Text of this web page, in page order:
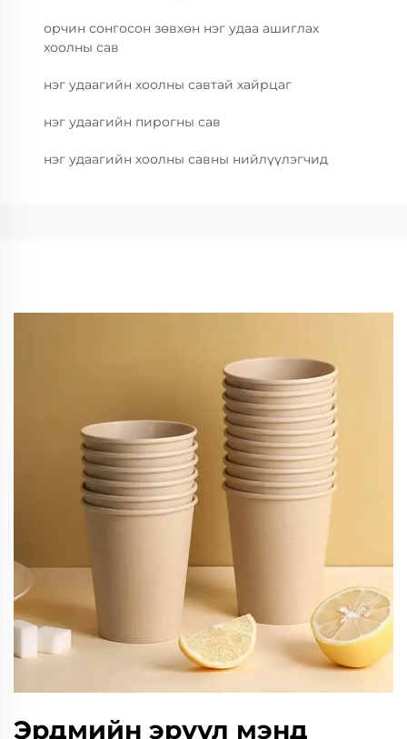
орчин сонгосон зөвхөн нэг удаа ашиглах
хоолны сав
нэг удаагийн хоолны савтай хайрцаг
нэг удаагийн пирогны сав
нэг удаагийн хоолны савны нийлүүлэгчид
Эрдмийн эрүүл мэнд